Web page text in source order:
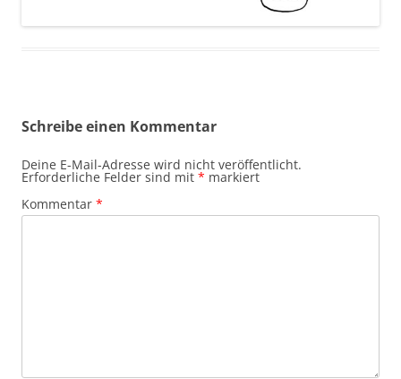
Schreibe einen Kommentar
Deine E-Mail-Adresse wird nicht veröffentlicht.
Erforderliche Felder sind mit * markiert
Kommentar *